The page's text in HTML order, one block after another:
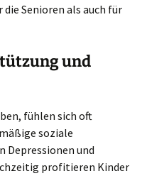
Senioren als auch für
und
fühlen sich oft
soziale
Depressionen und
profitieren Kinder